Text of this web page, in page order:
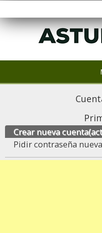
Crear nueva cuenta
Pidir contraseña nueva